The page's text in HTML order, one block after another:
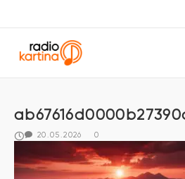
20.05.2026 0